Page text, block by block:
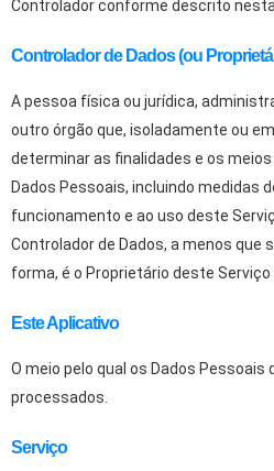
Controlador conforme descrito
Controlador de Dados (ou
A pessoa física ou jurídica,
outro órgão que, isoladamente ou
determinar as finalidades e os
Dados Pessoais, incluindo medidas
funcionamento e ao uso deste
Controlador de Dados, a menos que
forma, é o Proprietário deste
Este Aplicativo
O meio pelo qual os Dados Pessoais
processados.
Serviço